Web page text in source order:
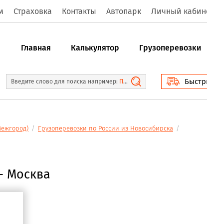
Страховка Контакты Автопарк Личный
Главная Калькулятор Грузоперевозки
Введите слово для поиска например: Перевозка вещей Новосибирск Москва
/ Грузоперевозки по России из Новосибирска /
Москва